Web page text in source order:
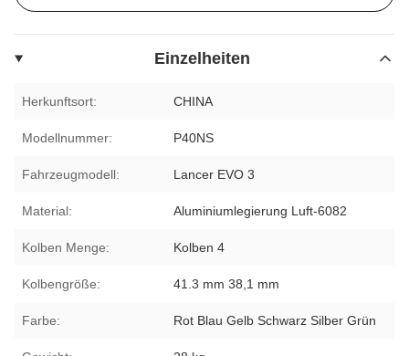
Einzelheiten
Herkunftsort: CHINA
Modellnummer: P40NS
Fahrzeugmodell: Lancer EVO 3
Material: Aluminiumlegierung Luft-6082
Kolben Menge: Kolben 4
Kolbengröße: 41.3 mm 38,1 mm
Farbe: Rot Blau Gelb Schwarz Silber Grün